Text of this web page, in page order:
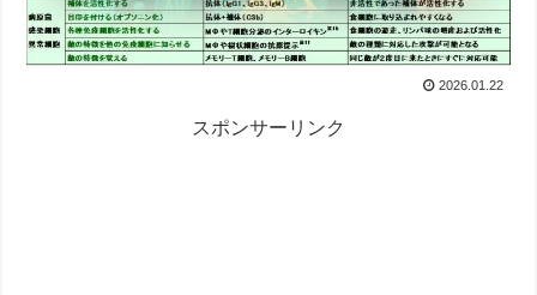
2026.01.22
スポンサーリンク